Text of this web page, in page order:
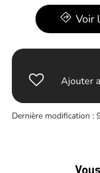
Voir
Ajouter
Dernière modification :